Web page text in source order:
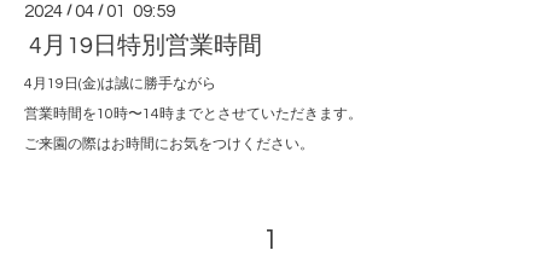
2024 /04 /01 09:59
4月19日特別営業時間
4月19日(金)は誠に勝手ながら
営業時間を10時〜14時までとさせていただきます。
ご来園の際はお時間にお気をつけください。
1